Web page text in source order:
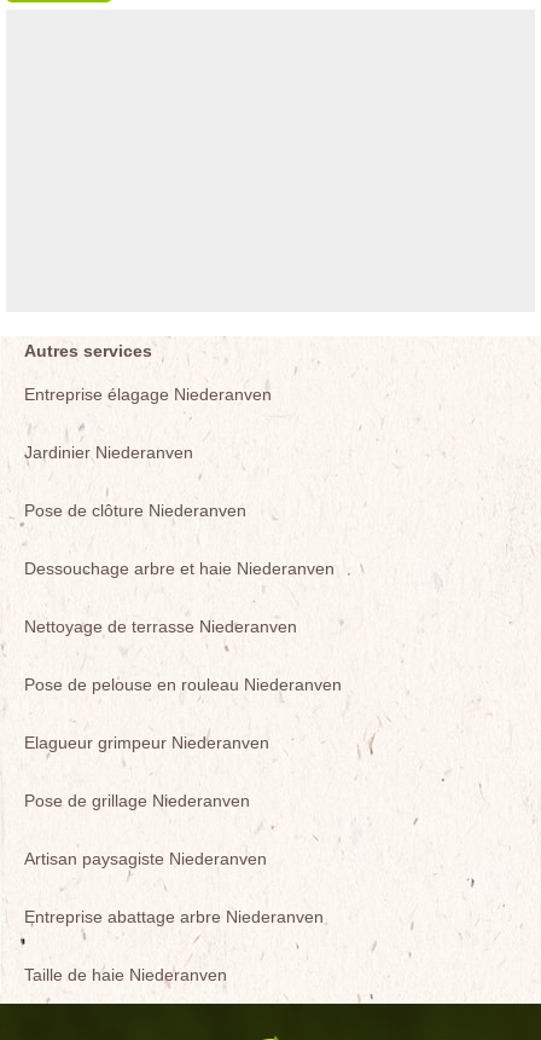
Autres services
Entreprise élagage Niederanven
Jardinier Niederanven
Pose de clôture Niederanven
Dessouchage arbre et haie Niederanven
Nettoyage de terrasse Niederanven
Pose de pelouse en rouleau Niederanven
Elagueur grimpeur Niederanven
Pose de grillage Niederanven
Artisan paysagiste Niederanven
Entreprise abattage arbre Niederanven
Taille de haie Niederanven